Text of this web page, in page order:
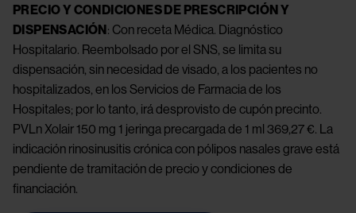
PRECIO Y CONDICIONES DE PRESCRIPCIÓN Y
DISPENSACIÓN : Con receta Médica. Diagnóstico
Hospitalario. Reembolsado por el SNS, se limita su
dispensación, sin necesidad de visado, a los pacientes no
hospitalizados, en los Servicios de Farmacia de los
Hospitales; por lo tanto, irá desprovisto de cupón precinto.
PVLn Xolair 150 mg 1 jeringa precargada de 1 ml 369,27 €. La
indicación rinosinusitis crónica con pólipos nasales grave está
pendiente de tramitación de precio y condiciones de
financiación.